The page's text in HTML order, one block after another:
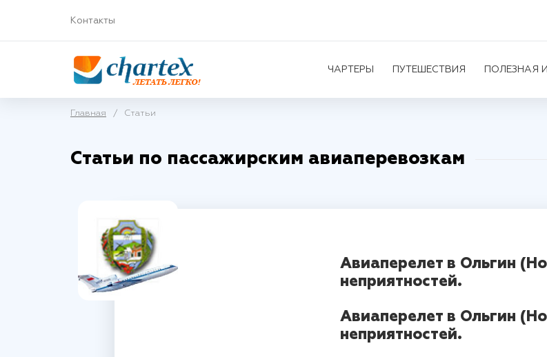
Контакты
ЧАРТЕРЫ ПУТЕШЕСТВИЯ ПОЛЕЗНАЯ
Главная / Статьи
Статьи по пассажирским авиаперевозкам
Авиаперелет в Ольгин
неприятностей.
Авиаперелет в Ольгин
неприятностей.